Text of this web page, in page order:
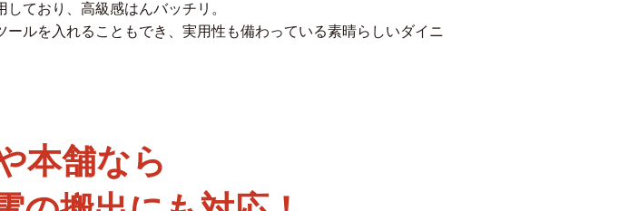
ており、高級感はんバッチリ。
ルを入れることもでき、実用性も備わっている素晴らしいダイニ
本舗なら